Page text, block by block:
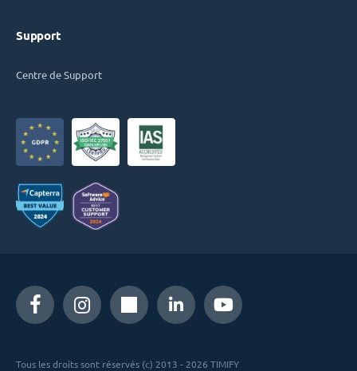
Support
Centre de Support
Tous les droits sont réservés (c) 2013 - 2026 TIMIFY